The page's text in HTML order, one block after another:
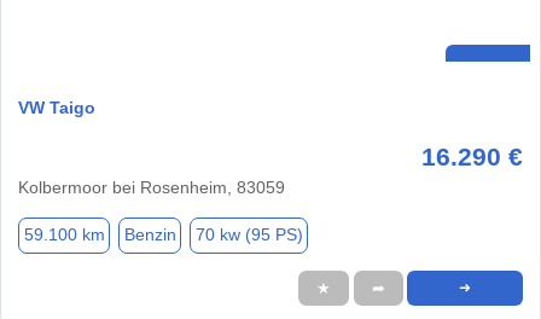
VW Taigo
16.290 €
Kolbermoor bei Rosenheim, 83059
59.100 km Benzin 70 kw (95 PS)
★ ➦ ➜